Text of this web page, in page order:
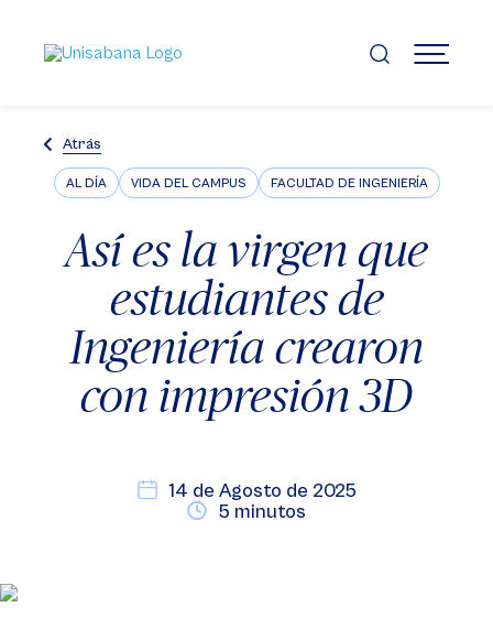
contenido
principal
MENÚ
Atrás
AL DÍA VIDA DEL CAMPUS FACULTAD DE INGENIERÍA
Así es la virgen que
estudiantes de
Ingeniería crearon
con impresión 3D
14 de Agosto de 2025
5 minutos